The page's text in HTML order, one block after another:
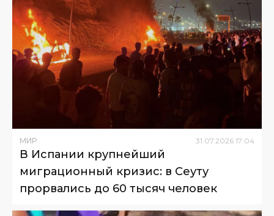
МИР 31.07.2026 17:04
В Испании крупнейший
миграционный кризис: в Сеуту
прорвались до 60 тысяч человек